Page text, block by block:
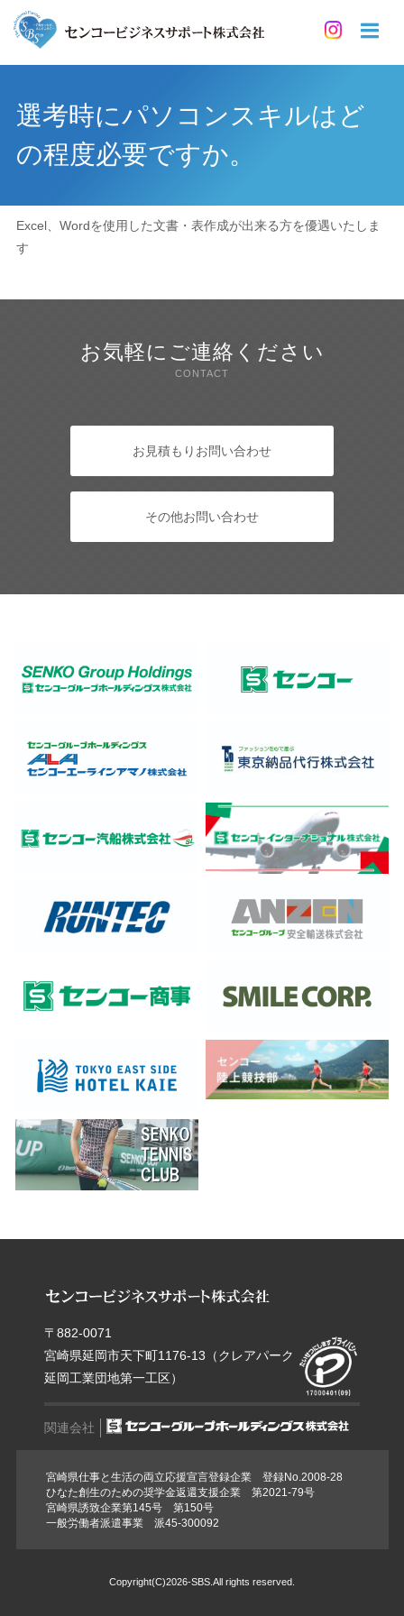
選考時にパソコンスキルはど
の程度必要ですか。
Excel、Wordを使用した文書・表作成が出来る方を優遇いたしま
す
お気軽にご連絡ください
CONTACT
お見積もりお問い合わせ
その他お問い合わせ
〒882-0071
宮崎県延岡市天下町1176-13（クレアパーク
延岡工業団地第一工区）
関連会社
宮崎県仕事と生活の両立応援宣言登録企業 登録No.2008-28
ひなた創生のための奨学金返還支援企業 第2021-79号
宮崎県誘致企業第145号 第150号
一般労働者派遣事業 派45-300092
Copyright(C)2026-SBS.All rights reserved.